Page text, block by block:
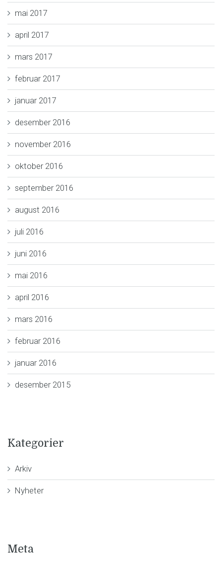
mai 2017
april 2017
mars 2017
februar 2017
januar 2017
desember 2016
november 2016
oktober 2016
september 2016
august 2016
juli 2016
juni 2016
mai 2016
april 2016
mars 2016
februar 2016
januar 2016
desember 2015
Kategorier
Arkiv
Nyheter
Meta